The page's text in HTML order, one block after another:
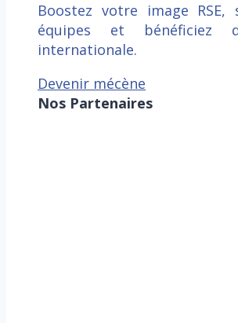
Boostez votre image RSE,
équipes et bénéficiez
internationale.
Devenir mécène
Nos Partenaires